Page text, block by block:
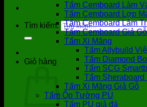
Tìm kiếm:
Giỏ hàng
Tấm Cemboard Làm
Tấm Cemboard Lợp
Tấm Cemboard Làm
Tấm Cemboard Giả Gỗ
Tấm Xi Măng
Tấm Allybuild
Tấm Diamond
Tấm SCG
Tấm Sheraboard
Tấm Xi Măng Giả Gỗ
Tấm Ốp Tường PU
Tấm PU giả đá